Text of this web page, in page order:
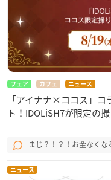
フェア カフェ ニュース
「アイナナ×ココス」
ト！IDOLiSH7が限定の
まじ？！？！お金なくな
ニュース